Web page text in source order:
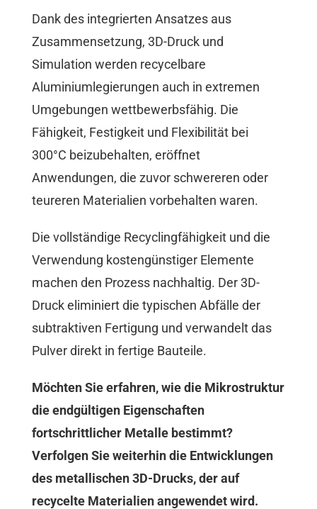
Dank des integrierten Ansatzes aus
Zusammensetzung, 3D-Druck und
Simulation werden recycelbare
Aluminiumlegierungen auch in extremen
Umgebungen wettbewerbsfähig. Die
Fähigkeit, Festigkeit und Flexibilität bei
300°C beizubehalten, eröffnet
Anwendungen, die zuvor schwereren oder
teureren Materialien vorbehalten waren.
Die vollständige Recyclingfähigkeit und die
Verwendung kostengünstiger Elemente
machen den Prozess nachhaltig. Der 3D-
Druck eliminiert die typischen Abfälle der
subtraktiven Fertigung und verwandelt das
Pulver direkt in fertige Bauteile.
Möchten Sie erfahren, wie die Mikrostruktur
die endgültigen Eigenschaften
fortschrittlicher Metalle bestimmt?
Verfolgen Sie weiterhin die Entwicklungen
des metallischen 3D-Drucks, der auf
recycelte Materialien angewendet wird.